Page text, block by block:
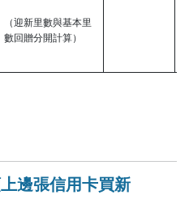
（迎新里數與基本里
數回贈分開計算）
邊張信用卡買新